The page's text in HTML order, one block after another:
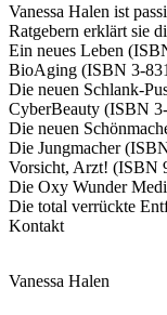
Vanessa Halen ist
Ratgebern erklärt sie
Ein neues Leben
BioAging (ISBN 3-
Die neuen Schlank-
CyberBeauty (ISBN
Die neuen
Die Jungmacher
Vorsicht, Arzt! (ISBN
Die Oxy Wunder
Die total verrückte
Kontakt
Vanessa Halen